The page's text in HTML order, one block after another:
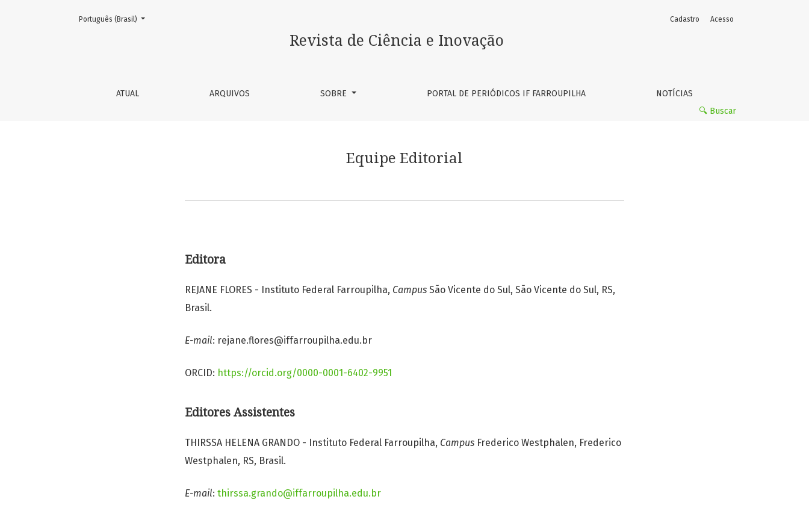
Equipe Editorial
Revista de Ciência e Inovação
ATUAL ARQUIVOS SOBRE PORTAL DE PERIÓDICOS IF FARROUPILHA NOTÍCIAS
Cadastro Acesso
Mudar o idioma. O atual é:
Português (Brasil)
🔍 Buscar
Equipe Editorial
Editora
REJANE FLORES - Instituto Federal Farroupilha, Campus São Vicente do Sul, São Vicente do Sul, RS,
Brasil.
E-mail: rejane.flores@iffarroupilha.edu.br
ORCID: https://orcid.org/0000-0001-6402-9951
Editores Assistentes
THIRSSA HELENA GRANDO - Instituto Federal Farroupilha, Campus Frederico Westphalen, Frederico
Westphalen, RS, Brasil.
E-mail: thirssa.grando@iffarroupilha.edu.br